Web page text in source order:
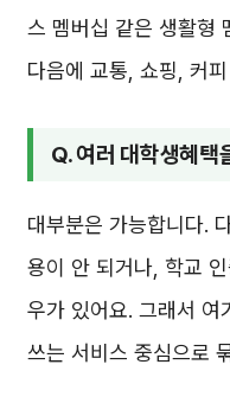
스 멤버십 같은 생활형
다음에 교통, 쇼핑, 커
Q. 여러 대학생혜택
대부분은 가능합니다.
용이 안 되거나, 학교
우가 있어요. 그래서 여
쓰는 서비스 중심으로